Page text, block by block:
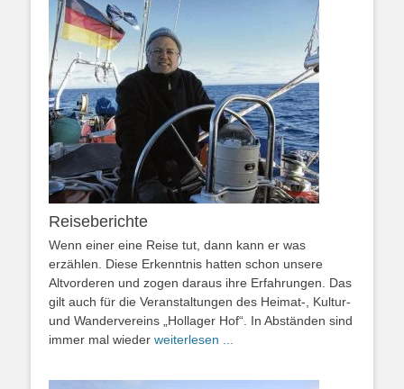
Reiseberichte
Wenn einer eine Reise tut, dann kann er was
erzählen. Diese Erkenntnis hatten schon unsere
Altvorderen und zogen daraus ihre Erfahrungen. Das
gilt auch für die Veranstaltungen des Heimat-, Kultur-
und Wandervereins „Hollager Hof“. In Abständen sind
immer mal wieder weiterlesen ...